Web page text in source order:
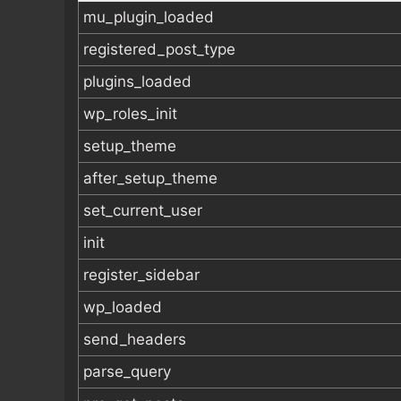
mu_plugin_loaded
registered_post_type
plugins_loaded
wp_roles_init
setup_theme
after_setup_theme
set_current_user
init
register_sidebar
wp_loaded
send_headers
parse_query